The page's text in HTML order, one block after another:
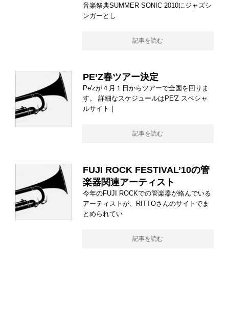
音楽祭典SUMMER SONIC 2010にジャズシ
ンガーとし
記事を読む
PE’Z春ツアー決定
Pe'zが４月１日からツアーで全国を回りま
す。 詳細なスケジュールはPE'Z スペシャ
ルサイト |
記事を読む
FUJI ROCK FESTIVAL’10の管
楽器関連アーティスト
今年のFUJI ROCKでの管楽器が絡んでいる
アーティストが、RITTOさんのサイトでま
とめられてい
記事を読む